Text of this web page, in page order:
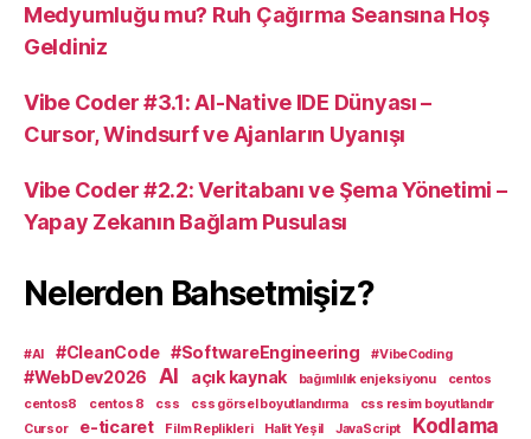
Medyumluğu mu? Ruh Çağırma Seansına Hoş
Geldiniz
Vibe Coder #3.1: AI-Native IDE Dünyası –
Cursor, Windsurf ve Ajanların Uyanışı
Vibe Coder #2.2: Veritabanı ve Şema Yönetimi –
Yapay Zekanın Bağlam Pusulası
Nelerden Bahsetmişiz?
#AI #CleanCode #SoftwareEngineering #VibeCoding
#WebDev2026 AI açık kaynak bağımlılık enjeksiyonu
centos
centos8
centos 8 css css görsel boyutlandırma
css resim boyutlandır
Cursor
e-ticaret Film Replikleri Halit Yeşil JavaScript Kodlama